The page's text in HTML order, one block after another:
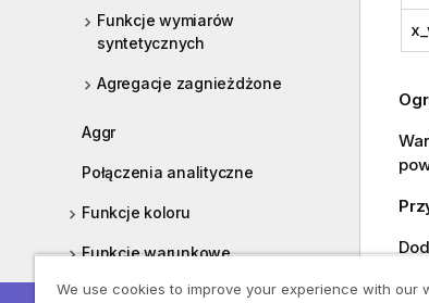
Funkcje wymiarów
syntetycznych
Agregacje zagnieżdżone
Aggr
Połączenia analityczne
Funkcje koloru
Funkcje warunkowe
Funkcje licznikowe
We use cookies to improve your experience with our